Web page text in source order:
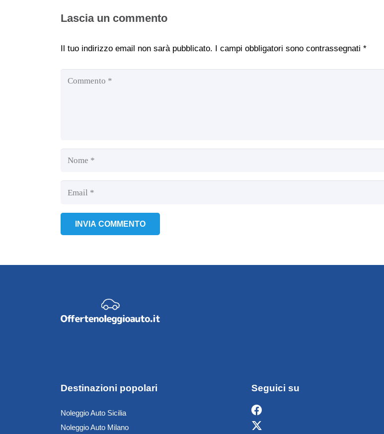
Lascia un commento
Il tuo indirizzo email non sarà pubblicato. I campi obbligatori sono contrassegnati *
INVIA COMMENTO
Destinazioni popolari
Noleggio Auto Sicilia
Noleggio Auto Milano
Seguici su